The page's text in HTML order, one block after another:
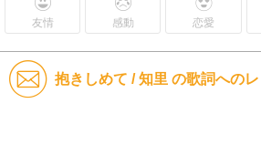
友情 感動 恋愛
抱きしめて / 知里 の歌詞への